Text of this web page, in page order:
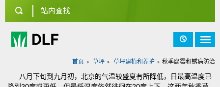
首页 草坪 草坪建植和养护 秋季腐霉和锈病防治
八月下旬到九月初，北京的气温较盛夏有所降低，日最高温度已